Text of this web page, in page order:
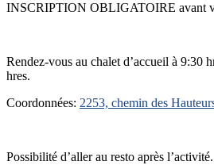
INSCRIPTION OBLIGATOIRE avant
Rendez-vous au chalet d’accueil à 9:30
hres.
Coordonnées: 2253, chemin des
Possibilité d’aller au resto après l’activité.